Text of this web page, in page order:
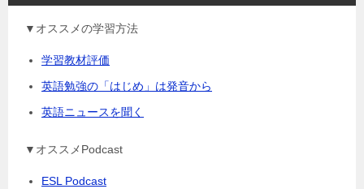
▼オススメの学習方法
学習教材評価
英語勉強の「はじめ」は発音から
英語ニュースを聞く
▼オススメPodcast
ESL Podcast